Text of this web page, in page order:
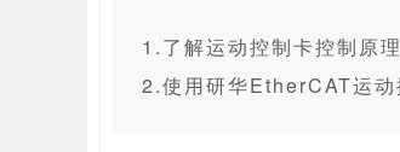
1.了解运动控制卡控制原理
2.使用研华EtherCAT运动